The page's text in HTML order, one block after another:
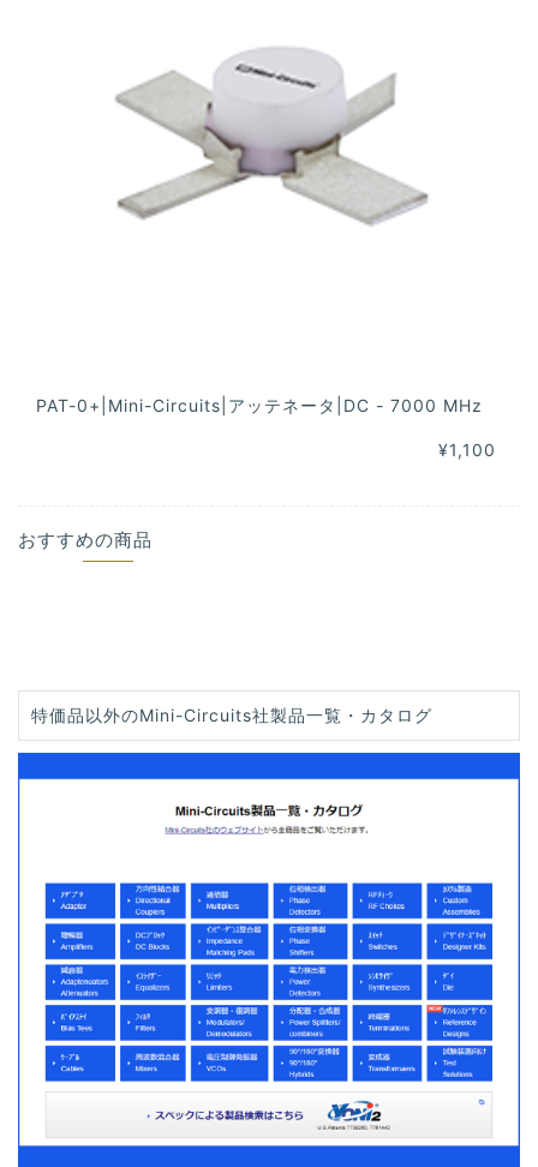
PAT-0+|Mini-Circuits|アッテネータ|DC - 7000 MHz
¥1,100
おすすめの商品
特価品以外のMini-Circuits社製品一覧・カタログ